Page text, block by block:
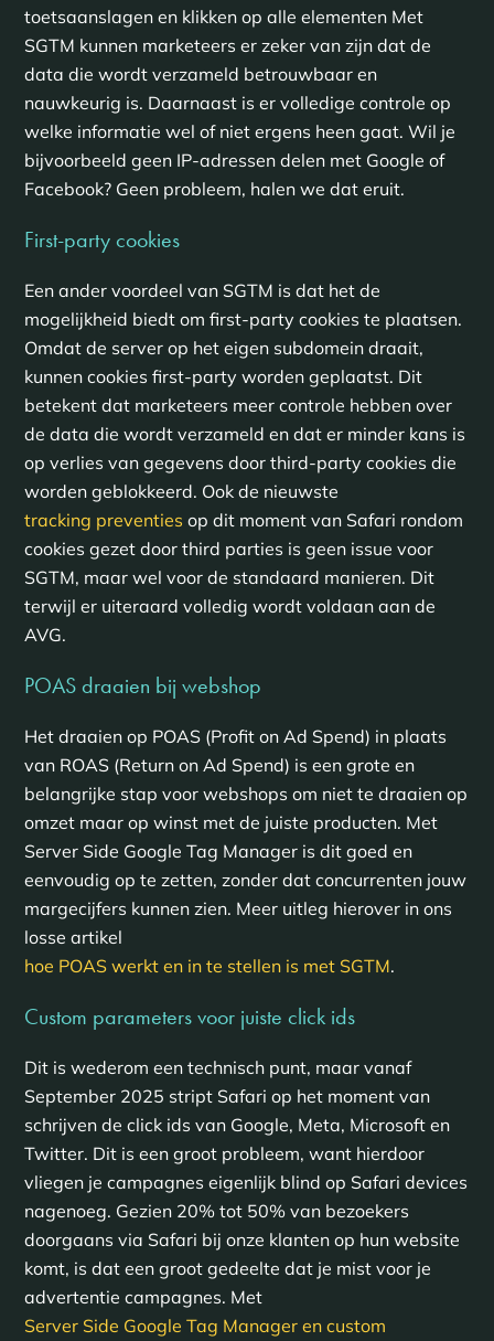
toetsaanslagen en klikken op alle elementen Met
SGTM kunnen marketeers er zeker van zijn dat de
data die wordt verzameld betrouwbaar en
nauwkeurig is. Daarnaast is er volledige controle op
welke informatie wel of niet ergens heen gaat. Wil je
bijvoorbeeld geen IP-adressen delen met Google of
Facebook? Geen probleem, halen we dat eruit.
First-party cookies
Een ander voordeel van SGTM is dat het de
mogelijkheid biedt om first-party cookies te plaatsen.
Omdat de server op het eigen subdomein draait,
kunnen cookies first-party worden geplaatst. Dit
betekent dat marketeers meer controle hebben over
de data die wordt verzameld en dat er minder kans is
op verlies van gegevens door third-party cookies die
worden geblokkeerd. Ook de nieuwste
tracking preventies op dit moment van Safari rondom
cookies gezet door third parties is geen issue voor
SGTM, maar wel voor de standaard manieren. Dit
terwijl er uiteraard volledig wordt voldaan aan de
AVG.
POAS draaien bij webshop
Het draaien op POAS (Profit on Ad Spend) in plaats
van ROAS (Return on Ad Spend) is een grote en
belangrijke stap voor webshops om niet te draaien op
omzet maar op winst met de juiste producten. Met
Server Side Google Tag Manager is dit goed en
eenvoudig op te zetten, zonder dat concurrenten jouw
margecijfers kunnen zien. Meer uitleg hierover in ons
losse artikel
hoe POAS werkt en in te stellen is met SGTM.
Custom parameters voor juiste click ids
Dit is wederom een technisch punt, maar vanaf
September 2025 stript Safari op het moment van
schrijven de click ids van Google, Meta, Microsoft en
Twitter. Dit is een groot probleem, want hierdoor
vliegen je campagnes eigenlijk blind op Safari devices
nagenoeg. Gezien 20% tot 50% van bezoekers
doorgaans via Safari bij onze klanten op hun website
komt, is dat een groot gedeelte dat je mist voor je
advertentie campagnes. Met
Server Side Google Tag Manager en custom